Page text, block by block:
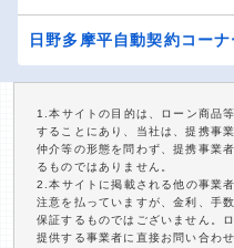
日野多摩平自動契約コーナ
1.本サイトの目的は、ローン商品
することにあり、当社は、提携事
仲介等の形態を問わず、提携事業
るものではありません。
2.本サイトに掲載される他の事業
注意を払っていますが、金利、手
保証するものではございません。
提供する事業者に直接お問い合わ